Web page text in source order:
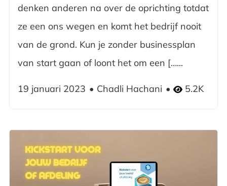
denken anderen na over de oprichting totdat
ze een ons wegen en komt het bedrijf nooit
van de grond. Kun je zonder businessplan
van start gaan of loont het om een […...
19 januari 2023 Chadli Hachani 5.2K